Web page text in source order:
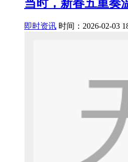
当时，新春五重奏
即时资讯 时间：2026-02-03